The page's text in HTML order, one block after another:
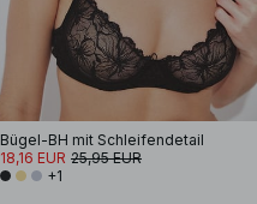
Bügel-BH mit Schleifendetail
18,16 EUR 25,95 EUR
+1